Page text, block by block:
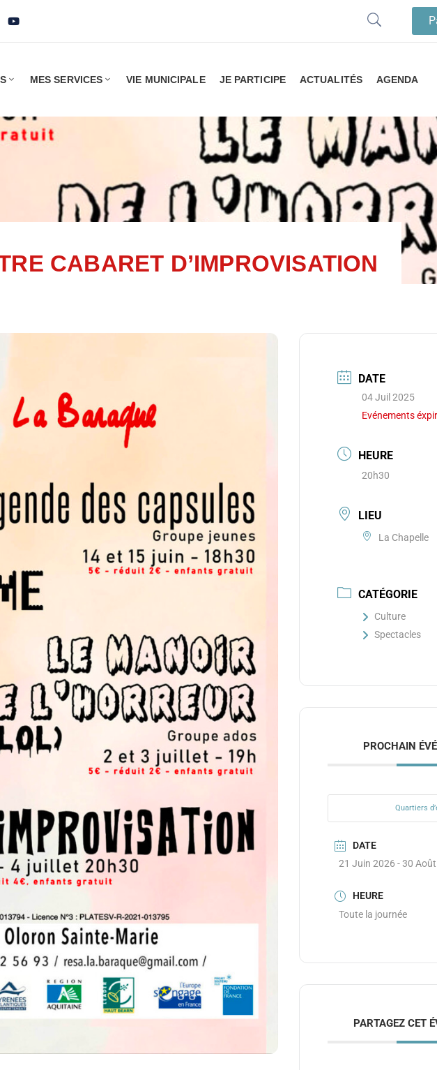
MES SERVICES VIE MUNICIPALE JE PARTICIPE ACTUALITÉS AGENDA
CABARET D’IMPROVISATION
DATE
04 Juil 2025
Evénements
HEURE
20h30
LIEU
La Chapelle
CATÉGORIE
Culture
Spectacles
PROCHAIN
Quartiers
DATE
21 Juin 2026 - 30
HEURE
Toute la journée
PARTAGEZ CET